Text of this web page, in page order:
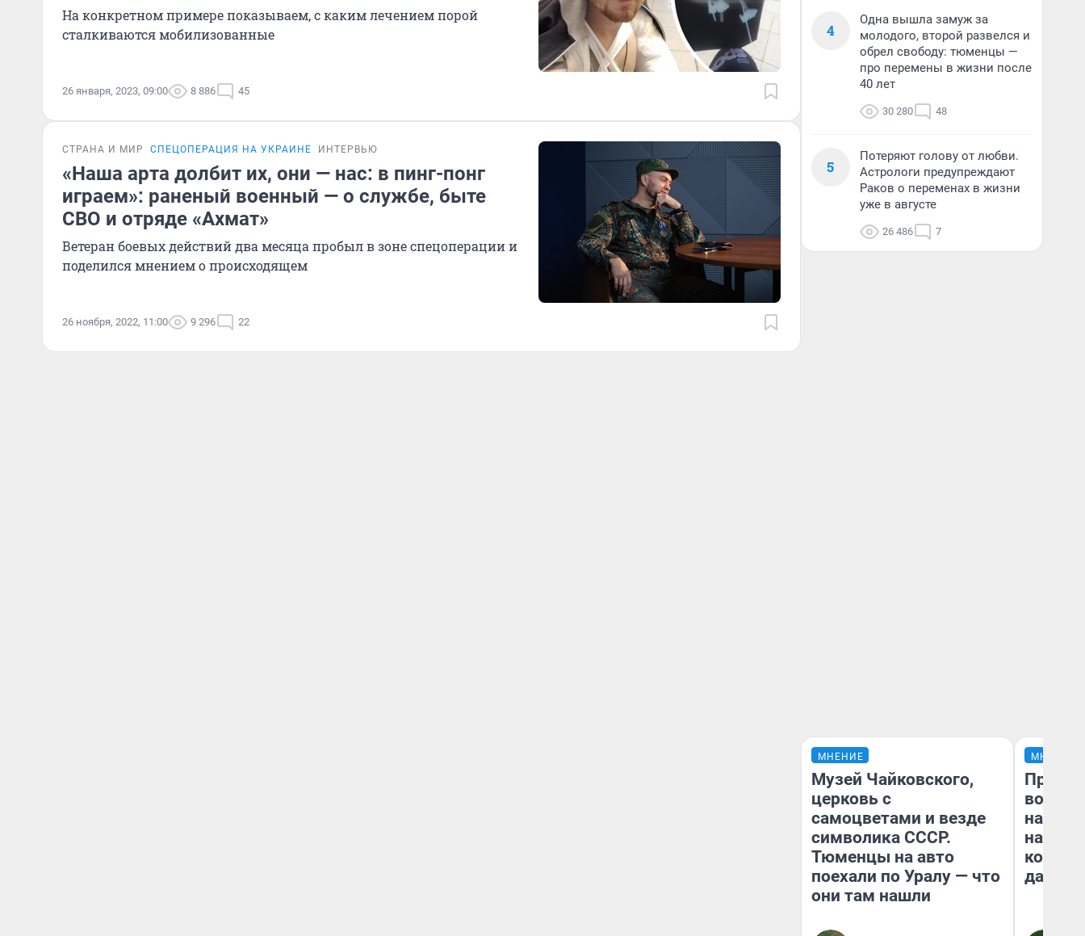
На конкретном примере показываем, с каким лечением порой
сталкиваются мобилизованные
26 января, 2023, 09:00 8 886 45
СТРАНА И МИР СПЕЦОПЕРАЦИЯ НА УКРАИНЕ ИНТЕРВЬЮ
«Наша арта долбит их, они — нас: в пинг-понг
играем»: раненый военный — о службе, быте
СВО и отряде «Ахмат»
Ветеран боевых действий два месяца пробыл в зоне спецоперации и
поделился мнением о происходящем
26 ноября, 2022, 11:00 9 296 22
4
Одна вышла замуж за
молодого, второй развелся и
обрел свободу: тюменцы —
про перемены в жизни после
40 лет
30 280 48
5
Потеряют голову от любви.
Астрологи предупреждают
Раков о переменах в жизни
уже в августе
26 486 7
МНЕНИЕ
Музей Чайковского,
церковь с
самоцветами и везде
символика СССР.
Тюменцы на авто
поехали по Уралу — что
они там нашли
МНЕНИЕ
нам
даже